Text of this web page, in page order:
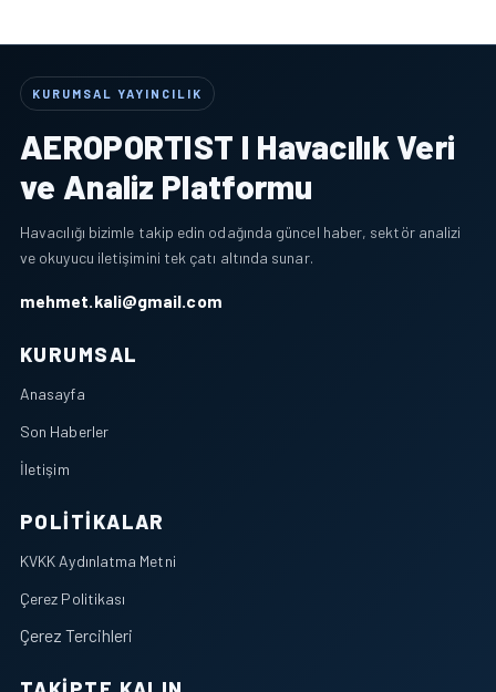
KURUMSAL YAYINCILIK
AEROPORTIST I Havacılık Veri
ve Analiz Platformu
Havacılığı bizimle takip edin odağında güncel haber, sektör analizi
ve okuyucu iletişimini tek çatı altında sunar.
mehmet.kali@gmail.com
KURUMSAL
Anasayfa
Son Haberler
İletişim
POLITIKALAR
KVKK Aydınlatma Metni
Çerez Politikası
Çerez Tercihleri